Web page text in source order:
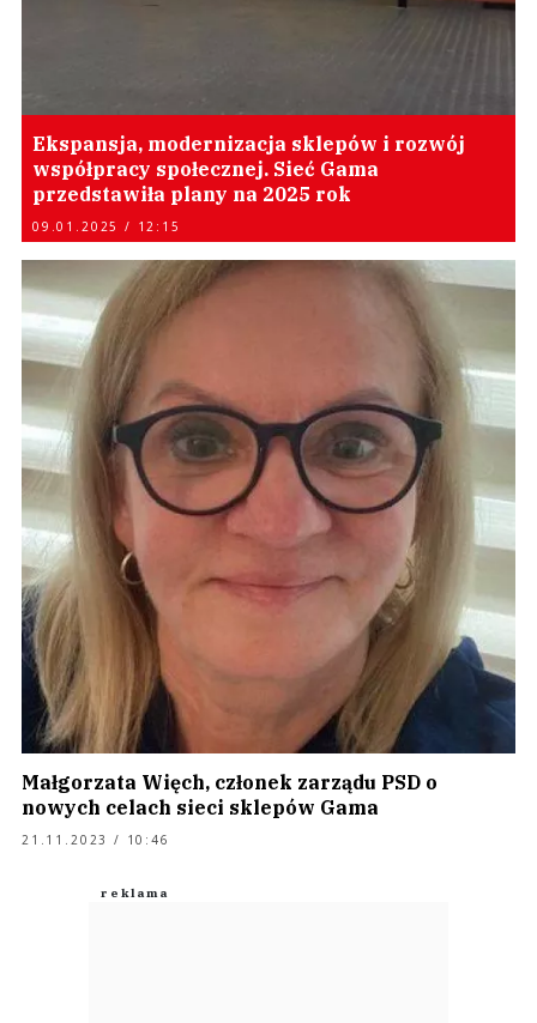
Ekspansja, modernizacja sklepów i rozwój
współpracy społecznej. Sieć Gama
przedstawiła plany na 2025 rok
09.01.2025 / 12:15
Małgorzata Więch, członek zarządu PSD o
nowych celach sieci sklepów Gama
21.11.2023 / 10:46